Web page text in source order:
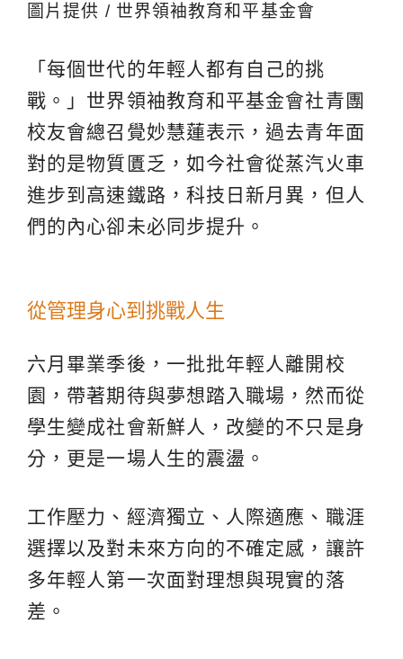
圖片提供 / 世界領袖教育和平基金會
「每個世代的年輕人都有自己的挑
戰。」世界領袖教育和平基金會社青團
校友會總召覺妙慧蓮表示，過去青年面
對的是物質匱乏，如今社會從蒸汽火車
進步到高速鐵路，科技日新月異，但人
們的內心卻未必同步提升。
從管理身心到挑戰人生
六月畢業季後，一批批年輕人離開校
園，帶著期待與夢想踏入職場，然而從
學生變成社會新鮮人，改變的不只是身
分，更是一場人生的震盪。
工作壓力、經濟獨立、人際適應、職涯
選擇以及對未來方向的不確定感，讓許
多年輕人第一次面對理想與現實的落
差。